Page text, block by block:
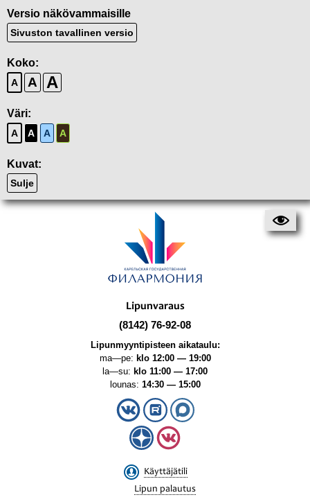
Versio näkövammaisille
Sivuston tavallinen versio
Koko:
A A A
Väri:
A A A A
Kuvat:
Sulje
Lipunvaraus
(8142) 76-92-08
Lipunmyyntipisteen aikataulu:
ma—pe: klo 12:00 — 19:00
la—su: klo 11:00 — 17:00
lounas: 14:30 — 15:00
Käyttäjätili
Lipun palautus